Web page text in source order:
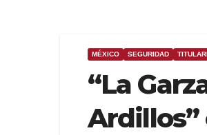
MÉXICO SEGURIDAD
“La
Ardillos”